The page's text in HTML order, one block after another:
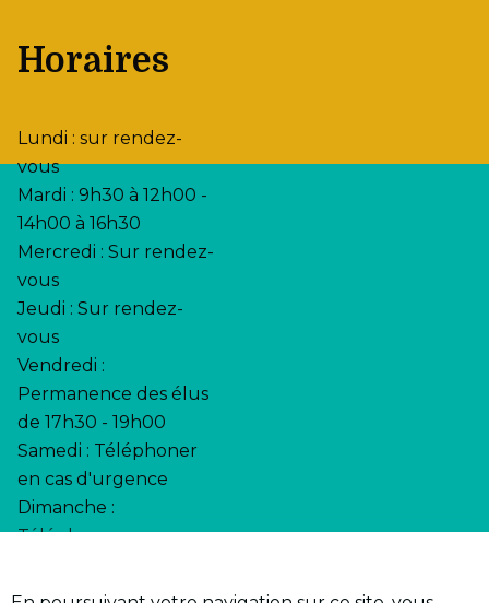
Horaires
Lundi : sur rendez-
vous
Mardi : 9h30 à 12h00 -
14h00 à 16h30
Mercredi : Sur rendez-
vous
Jeudi : Sur rendez-
vous
Vendredi :
Permanence des élus
de 17h30 - 19h00
Samedi : Téléphoner
en cas d'urgence
Dimanche :
Téléphoner en cas